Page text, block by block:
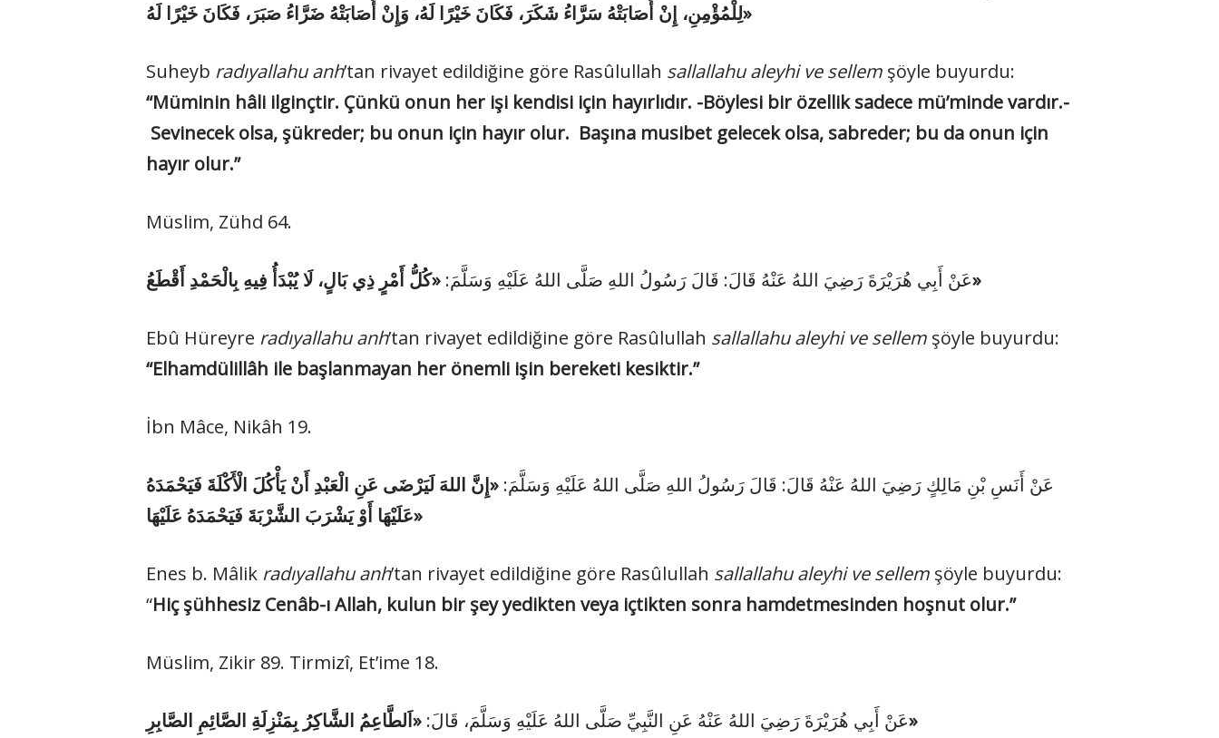
لِلْمُؤْمِنِ، إِنْ أَصَابَتْهُ سَرَّاءُ شَكَرَ، فَكَانَ خَيْرًا لَهُ، وَإِنْ أَصَابَتْهُ ضَرَّاءُ صَبَرَ، فَكَانَ خَيْرًا لَهُ»
Suheyb radıyallahu anh’tan rivayet edildiğine göre Rasûlullah sallallahu aleyhi ve sellemşöyle buyurdu:
“Müminin hâli ilginçtir. Çünkü onun her işi kendisi için hayırlıdır. -Böylesi bir özellik sadece mü’minde vardır.-
Sevinecek olsa, şükreder; bu onun için hayır olur. Başına musibet gelecek olsa, sabreder; bu da onun için
hayır olur.”
Müslim, Zühd 64.
عَنْ أَبِي هُرَيْرَةَ رَضِيَ اللهُ عَنْهُ قَالَ: قَالَ رَسُولُ اللهِ صَلَّى اللهُ عَلَيْهِ وَسَلَّمَ:«كُلُّ أَمْرٍ ذِي بَالٍ، لَا يُبْدَأُ فِيهِ بِالْحَمْدِ أَقْطَعُ»
Ebû Hüreyre radıyallahu anh’tan rivayet edildiğine göre Rasûlullah sallallahu aleyhi ve sellemşöyle buyurdu:
“Elhamdülillâh ile başlanmayan her önemli işin bereketi kesiktir.”
İbn Mâce, Nikâh 19.
عَنْ أَنَسِ بْنِ مَالِكٍ رَضِيَ اللهُ عَنْهُ قَالَ: قَالَ رَسُولُ اللهِ صَلَّى اللهُ عَلَيْهِ وَسَلَّمَ:«إِنَّ اللهَ لَيَرْضَى عَنِ الْعَبْدِ أَنْ يَأْكُلَ الْأَكْلَةَ فَيَحْمَدَهُ
عَلَيْهَا أَوْ يَشْرَبَ الشَّرْبَةَ فَيَحْمَدَهُ عَلَيْهَا»
Enes b. Mâlik radıyallahu anh’tan rivayet edildiğine göre Rasûlullah sallallahu aleyhi ve sellemşöyle buyurdu:
“Hiç şühhesiz Cenâb-ı Allah, kulun bir şey yedikten veya içtikten sonra hamdetmesinden hoşnut olur.”
Müslim, Zikir 89. Tirmizî, Et’ime 18.
عَنْ أَبِي هُرَيْرَةَ رَضِيَ اللهُ عَنْهُ عَنِ النَّبِيِّ صَلَّى اللهُ عَلَيْهِ وَسَلَّمَ، قَالَ:«اَلطَّاعِمُ الشَّاكِرُ بِمَنْزِلَةِ الصَّائِمِ الصَّابِرِ»